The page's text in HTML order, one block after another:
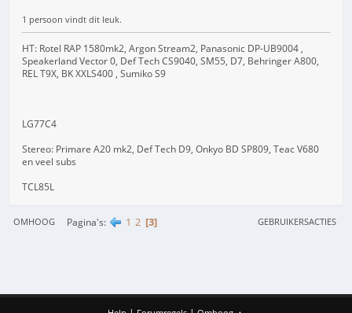
1 persoon vindt dit leuk.
HT: Rotel RAP 1580mk2, Argon Stream2, Panasonic DP-UB9004 ,
Speakerland Vector 0, Def Tech CS9040, SM55, D7, Behringer A800,
REL T9X, BK XXLS400 , Sumiko S9
LG77C4
Stereo: Primare A20 mk2, Def Tech D9, Onkyo BD SP809, Teac V680
en veel subs
TCL85L
OMHOOG Pagina's 1 2 3 GEBRUIKERSACTIES